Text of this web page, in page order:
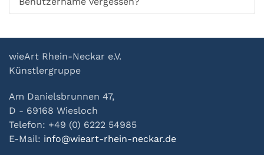
wieArt Rhein-Neckar e.V.
Künstlergruppe
Am Danielsbrunnen 47,
D - 69168 Wiesloch
Telefon: +49 (0) 6222 54985
E-Mail: info@wieart-rhein-neckar.de